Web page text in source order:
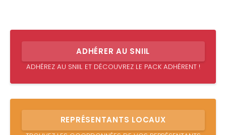
ADHÉRER AU SNIIL
ADHÉREZ AU SNIIL ET DÉCOUVREZ LE PACK ADHÉRENT !
REPRÉSENTANTS LOCAUX